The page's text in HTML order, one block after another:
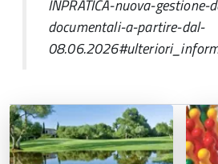
INPRATICA-nuova-
documentali-a-partire-dal-